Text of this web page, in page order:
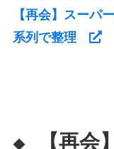
【再会】スーパ
系列で整理
◆
【再会